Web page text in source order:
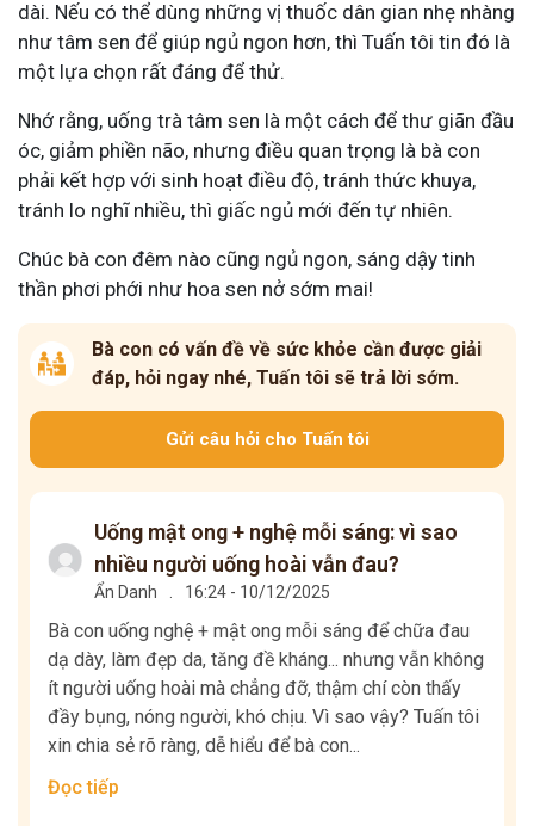
dài. Nếu có thể dùng những vị thuốc dân gian nhẹ nhàng
như tâm sen để giúp ngủ ngon hơn, thì Tuấn tôi tin đó là
một lựa chọn rất đáng để thử.
Nhớ rằng, uống trà tâm sen là một cách để thư giãn đầu
óc, giảm phiền não, nhưng điều quan trọng là bà con
phải kết hợp với sinh hoạt điều độ, tránh thức khuya,
tránh lo nghĩ nhiều, thì giấc ngủ mới đến tự nhiên.
Chúc bà con đêm nào cũng ngủ ngon, sáng dậy tinh
thần phơi phới như hoa sen nở sớm mai!
Bà con có vấn đề về sức khỏe cần được giải
đáp, hỏi ngay nhé, Tuấn tôi sẽ trả lời sớm.
Gửi câu hỏi cho Tuấn tôi
Uống mật ong + nghệ mỗi sáng: vì sao
nhiều người uống hoài vẫn đau?
Ẩn Danh 16:24 - 10/12/2025
Bà con uống nghệ + mật ong mỗi sáng để chữa đau
dạ dày, làm đẹp da, tăng đề kháng... nhưng vẫn không
ít người uống hoài mà chẳng đỡ, thậm chí còn thấy
đầy bụng, nóng người, khó chịu. Vì sao vậy? Tuấn tôi
xin chia sẻ rõ ràng, dễ hiểu để bà con...
Đọc tiếp